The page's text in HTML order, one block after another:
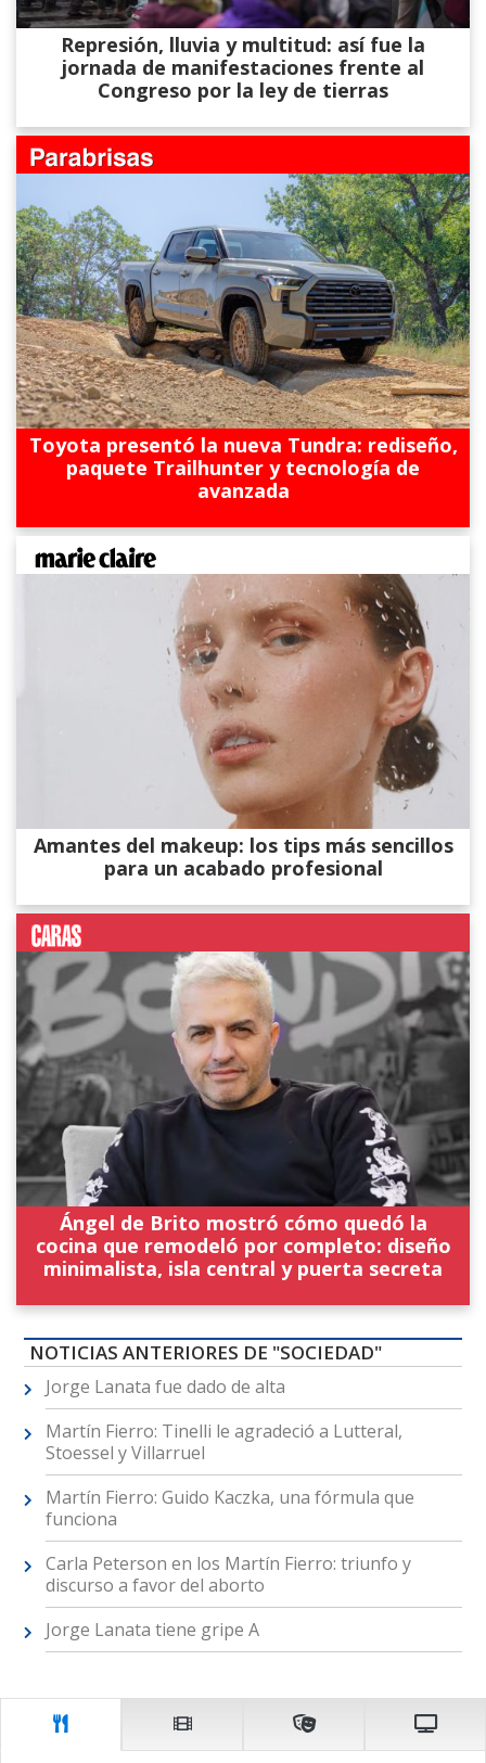
Represión, lluvia y multitud: así fue la
jornada de manifestaciones frente al
Congreso por la ley de tierras
Toyota presentó la nueva Tundra: rediseño,
paquete Trailhunter y tecnología de
avanzada
Amantes del makeup: los tips más sencillos
para un acabado profesional
Ángel de Brito mostró cómo quedó la
cocina que remodeló por completo: diseño
minimalista, isla central y puerta secreta
NOTICIAS ANTERIORES DE "SOCIEDAD"
Jorge Lanata fue dado de alta
Martín Fierro: Tinelli le agradeció a Lutteral,
Stoessel y Villarruel
Martín Fierro: Guido Kaczka, una fórmula que
funciona
Carla Peterson en los Martín Fierro: triunfo y
discurso a favor del aborto
Jorge Lanata tiene gripe A